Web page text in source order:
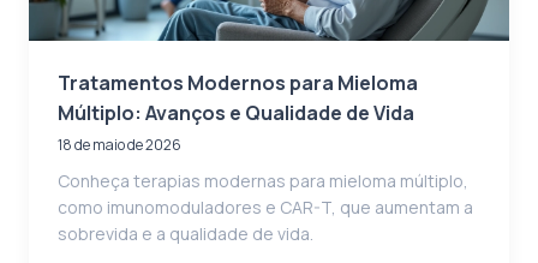
Tratamentos Modernos para Mieloma
Múltiplo: Avanços e Qualidade de Vida
18 de maio de 2026
Conheça terapias modernas para mieloma múltiplo,
como imunomoduladores e CAR-T, que aumentam a
sobrevida e a qualidade de vida.